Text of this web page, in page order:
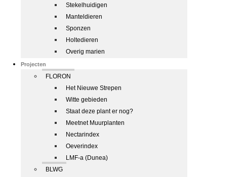
Stekelhuidigen
Manteldieren
Sponzen
Holtedieren
Overig marien
Projecten
FLORON
Het Nieuwe Strepen
Witte gebieden
Staat deze plant er nog?
Meetnet Muurplanten
Nectarindex
Oeverindex
LMF-a (Dunea)
BLWG